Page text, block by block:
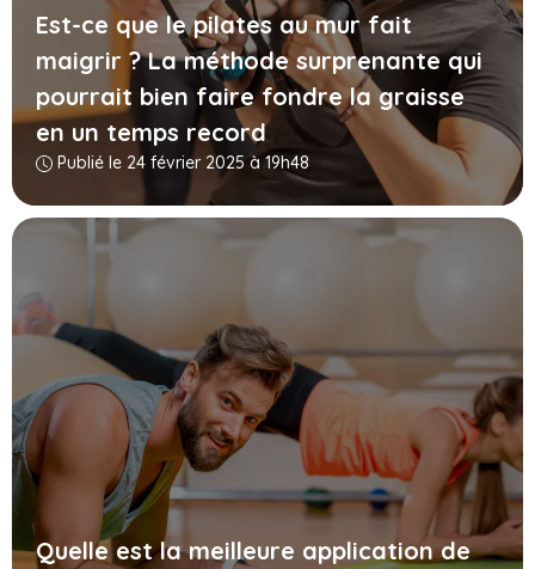
Est-ce que le pilates au mur fait
maigrir ? La méthode surprenante qui
pourrait bien faire fondre la graisse
en un temps record
Publié le 24 février 2025 à 19h48
Quelle est la meilleure application de